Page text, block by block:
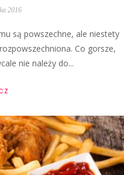
2016
są powszechne, ale niestety
Co gorsze,
nie należy do...